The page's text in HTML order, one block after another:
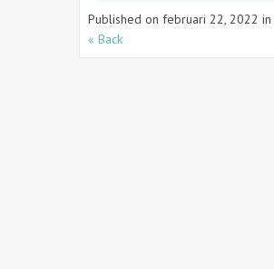
Published on februari 22, 2022 in
« Back